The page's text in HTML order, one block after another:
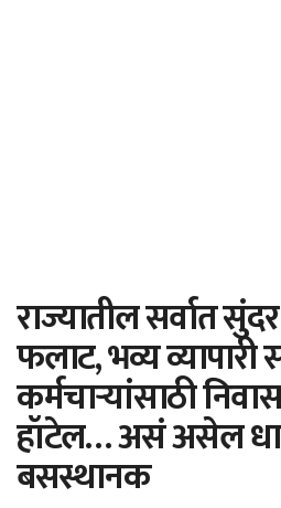
राज्यातील सर्वात
फलाट, भव्य
कर्मचाऱ्यांसाठी
हॉटेल… असं असेल
बसस्थानक